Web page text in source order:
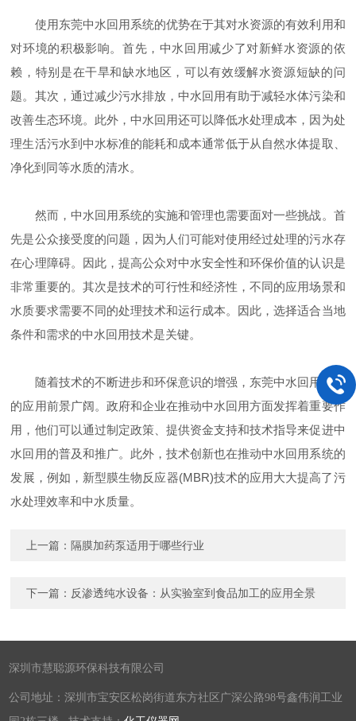
使用东莞中水回用系统的优势在于其对水资源的有效利用和
对环境的积极影响。首先，中水回用减少了对新鲜水资源的依
赖，特别是在干旱和缺水地区，可以有效缓解水资源短缺的问
题。其次，通过减少污水排放，中水回用有助于减轻水体污染和
改善生态环境。此外，中水回用还可以降低水处理成本，因为处
理生活污水到中水标准的能耗和成本通常低于从自然水体提取、
净化到同等水质的清水。
然而，中水回用系统的实施和管理也需要面对一些挑战。首
先是公众接受度的问题，因为人们可能对使用经过处理的污水存
在心理障碍。因此，提高公众对中水安全性和环保价值的认识是
非常重要的。其次是技术的可行性和经济性，不同的应用场景和
水质要求需要不同的处理技术和运行成本。因此，选择适合当地
条件和需求的中水回用技术是关键。
随着技术的不断进步和环保意识的增强，东莞中水回用系统
的应用前景广阔。政府和企业在推动中水回用方面发挥着重要作
用，他们可以通过制定政策、提供资金支持和技术指导来促进中
水回用的普及和推广。此外，技术创新也在推动中水回用系统的
发展，例如，新型膜生物反应器(MBR)技术的应用大大提高了污
水处理效率和中水质量。
上一篇： 隔膜加药泵适用于哪些行业
下一篇： 反渗透纯水设备：从实验室到食品加工的应用全景
深圳市慧聪源环保科技有限公司
公司地址：深圳市宝安区松岗街道东方社区广深公路98号鑫伟润工业